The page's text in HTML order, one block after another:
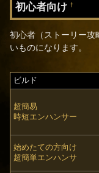
初心者向け†
初心者（ストーリー攻
いものになります。
ビルド
超簡易
時短エンハンサー
始めたての方向け
超簡単エンハンサ